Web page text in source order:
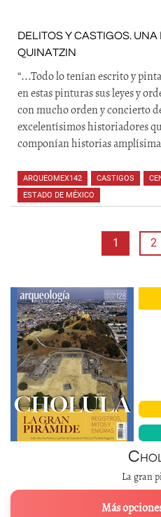
DELITOS Y CASTIGOS.
QUINATZIN
“...Todo lo tenían escrito y
en estas pinturas sus leyes y
con mucho orden y concierto
excelentísimos historiadores
componían historias
ARQUEOMEX142 CASTIGOS
ESTADO DE MÉXICO
1 2
La gran
Más